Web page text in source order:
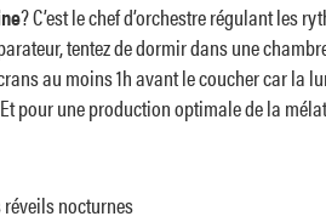
? C’est le chef d’orchestre régulant les
tentez de dormir dans une
au moins 1h avant le coucher car
pour une production optimale de la
réveils nocturnes